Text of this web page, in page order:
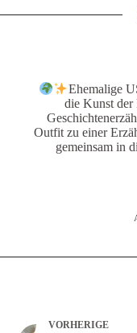
Ehemalige
die Kunst der
Outfit zu einer
gemeinsam in
VORHERIGE